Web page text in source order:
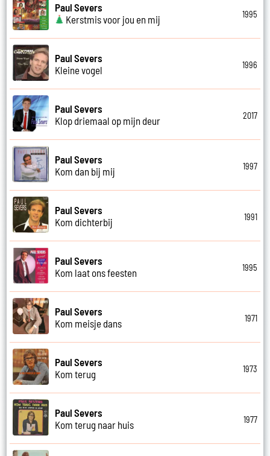
Paul Severs
Kerstmis voor jou en mij
1995
Paul Severs
Kleine vogel
1996
Paul Severs
Klop driemaal op mijn deur
2017
Paul Severs
Kom dan bij mij
1997
Paul Severs
Kom dichterbij
1991
Paul Severs
Kom laat ons feesten
1995
Paul Severs
Kom meisje dans
1971
Paul Severs
Kom terug
1973
Paul Severs
Kom terug naar huis
1977